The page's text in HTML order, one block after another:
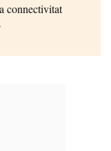
connectivitat